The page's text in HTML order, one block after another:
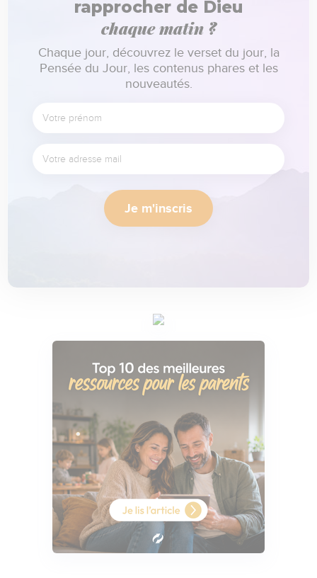
rapprocher de Dieu
chaque matin ?
Chaque jour, découvrez le verset du jour, la
Pensée du Jour, les contenus phares et les
nouveautés.
Je m'inscris